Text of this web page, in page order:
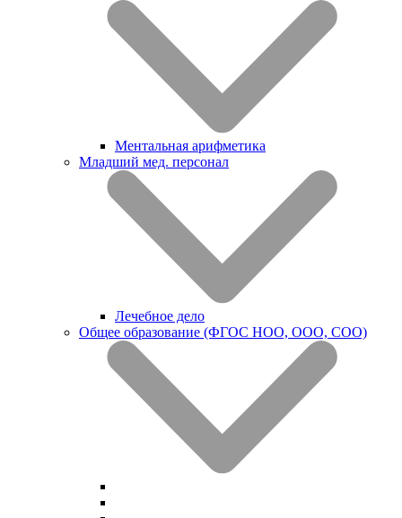
Ментальная арифметика
Младший мед. персонал
Лечебное дело
Общее образование (ФГОС НОО, ООО, СОО)